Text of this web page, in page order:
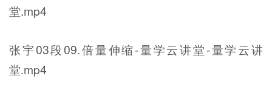
堂.mp4
张宇03段09.倍量伸缩-量学云讲堂-量学云讲
堂.mp4